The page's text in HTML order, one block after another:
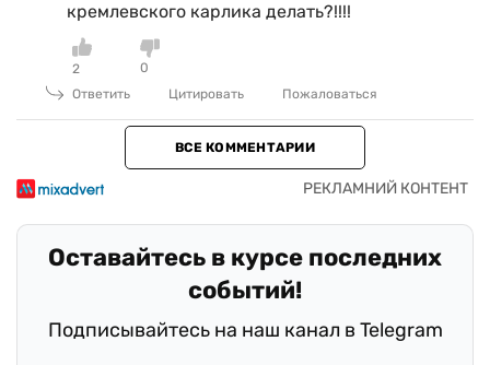
кремлевского карлика делать?!!!!
2
0
Ответить
Цитировать Пожаловаться
ВСЕ КОММЕНТАРИИ
Оставайтесь в курсе последних
событий!
Подписывайтесь на наш канал в Telegram